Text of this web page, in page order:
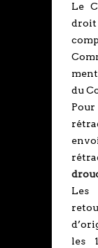
Le
droit
du
les